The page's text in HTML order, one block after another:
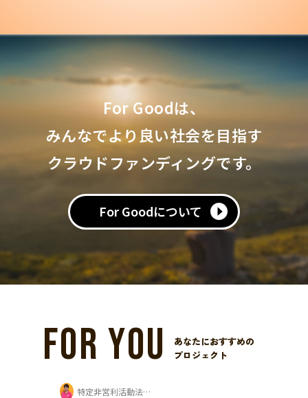
For Goodは、
みんなでより良い社会を目指す
クラウドファンディングです。
For Goodについて
FOR YOU
あなたにおすすめの
プロジェクト
特定非営利活動法人ちゃいるどりいむ